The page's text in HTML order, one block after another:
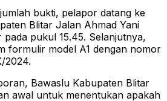
bukti, pelapor datang ke
Blitar Jalan Ahmad Yani
pukul 15.45. Selanjutnya,
formulir model A1 dengan nomor
2024.
Bawaslu Kabupaten Blitar
awal untuk menentukan apakah